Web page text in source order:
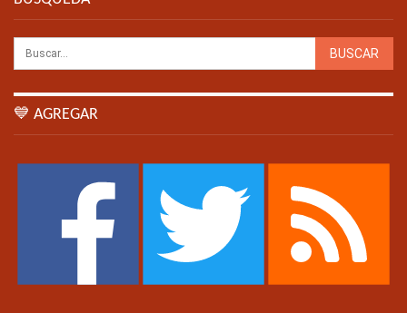
💙 AGREGAR